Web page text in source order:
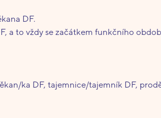
DF.
a to vždy se začátkem funkčního
ka DF, tajemnice/tajemník DF,